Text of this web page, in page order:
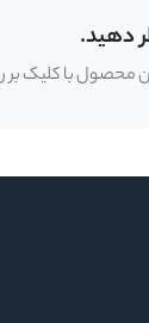
دهید.
با کلیک بر